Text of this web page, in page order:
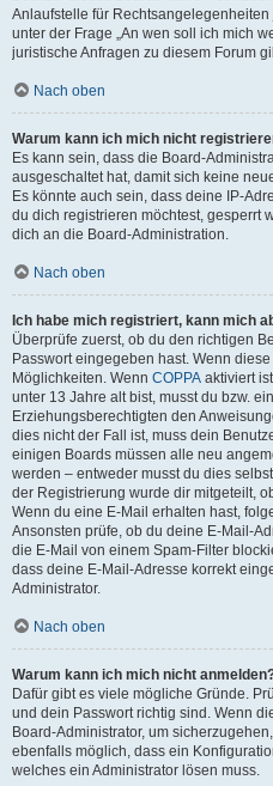
Anlaufstelle für
unter der Frage „An wen soll ich mich
juristische Anfragen zu diesem Forum
Nach oben
Warum kann ich mich nicht
Es kann sein, dass die Board-
ausgeschaltet hat, damit sich keine
Es könnte auch sein, dass deine IP-
du dich registrieren möchtest, gesperrt
dich an die Board-Administration.
Nach oben
Ich habe mich registriert, kann mich
Überprüfe zuerst, ob du den richtigen
Passwort eingegeben hast. Wenn
Möglichkeiten. Wenn COPPA aktiviert
unter 13 Jahre alt bist, musst du bzw.
Erziehungsberechtigten den
dies nicht der Fall ist, muss dein
einigen Boards müssen alle neu
werden – entweder musst du dies
der Registrierung wurde dir mitgeteilt,
Wenn du eine E-Mail erhalten hast,
Ansonsten prüfe, ob du deine E-Mail-
die E-Mail von einem Spam-Filter
dass deine E-Mail-Adresse korrekt
Administrator.
Nach oben
Warum kann ich mich nicht
Dafür gibt es viele mögliche Gründe.
und dein Passwort richtig sind. Wenn
Board-Administrator, um
ebenfalls möglich, dass ein
welches ein Administrator lösen muss.